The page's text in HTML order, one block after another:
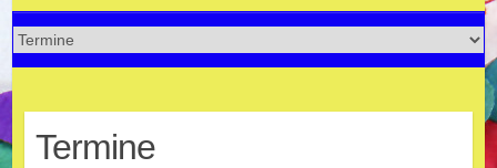
Termine